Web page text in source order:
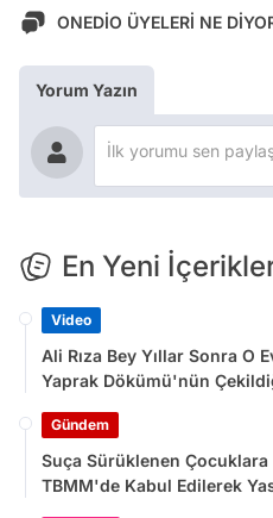
ONEDİO ÜYELERİ NE
Yorum Yazın
En Yeni
Video
Ali Rıza Bey Yıllar Sonra O
Yaprak Dökümü'nün
Gündem
Suça Sürüklenen
TBMM'de Kabul Edilerek